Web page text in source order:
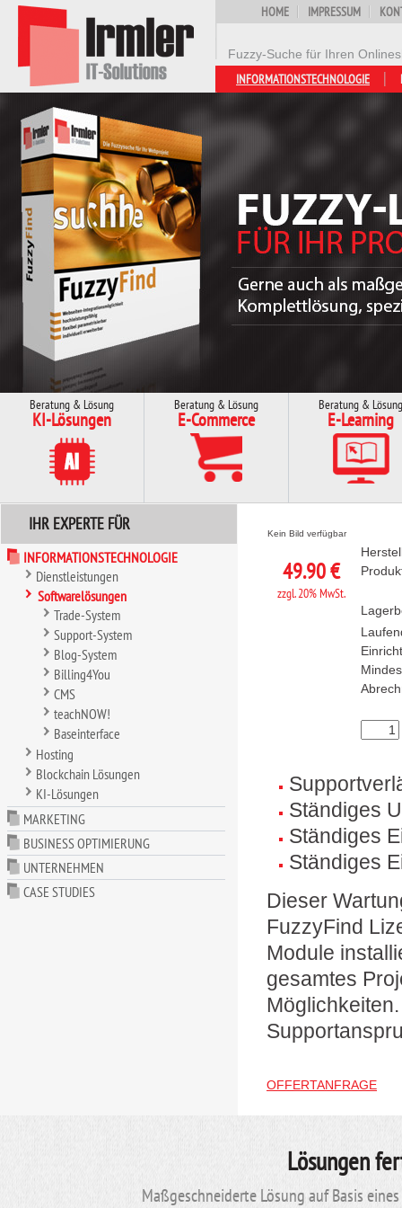
Fuzzy-Suche für Ihren
HOME IMPRESSUM
INFORMATIONSTECHNOLOGIE
Beratung & Lösung
KI-Lösungen
Beratung & Lösung
E-Commerce
Beratung & Lösung
E-Learning
IHR EXPERTE FÜR
INFORMATIONSTECHNOLOGIE
Dienstleistungen
Softwarelösungen
Trade-System
Support-System
Blog-System
Billing4You
CMS
teachNOW!
Baseinterface
Hosting
Blockchain Lösungen
KI-Lösungen
MARKETING
BUSINESS OPTIMIERUNG
UNTERNEHMEN
CASE STUDIES
Kein Bild verfügbar
49.90 €
zzgl. 20% MwSt.
Ständiges
Ständiges
Ständiges
Dieser
FuzzyFind
Module
gesamtes
OFFERTANFRAGE
Lösungen
Maßgeschneiderte Lösung auf Basis